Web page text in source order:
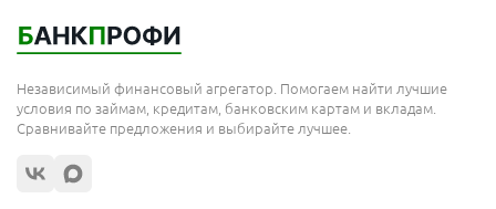
Независимый финансовый агрегатор. Помогаем найти лучшие
условия по займам, кредитам, банковским картам и вкладам.
Сравнивайте предложения и выбирайте лучшее.